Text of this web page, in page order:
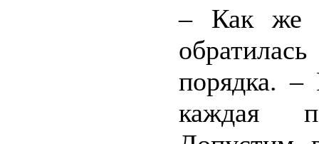
– Как же
порядка.
каждая